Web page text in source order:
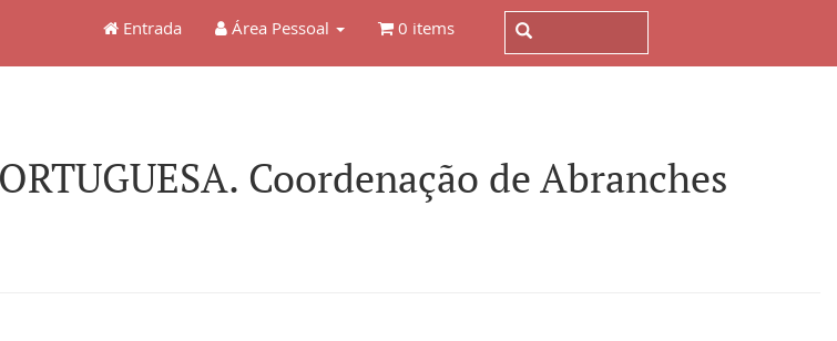
Entrada Área Pessoal 0 items
Coordenação de Abranches